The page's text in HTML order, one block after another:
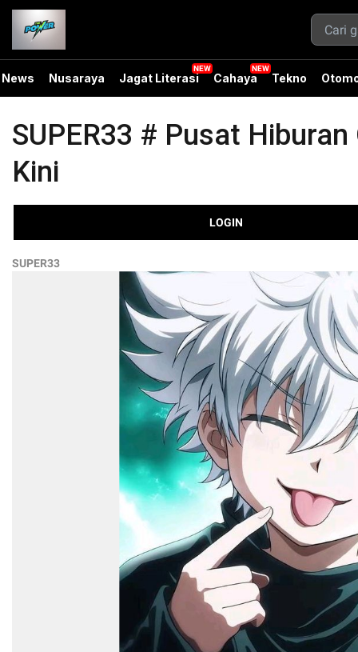
News Nusaraya Jagat Literasi Cahaya Tekno
SUPER33 # Pusat
Kini
LOGIN
SUPER33